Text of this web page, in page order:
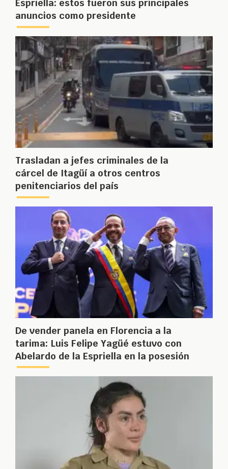
Espriella: estos fueron sus principales
anuncios como presidente
Trasladan a jefes criminales de la
cárcel de Itagüí a otros centros
penitenciarios del país
De vender panela en Florencia a la
tarima: Luis Felipe Yagüé estuvo con
Abelardo de la Espriella en la posesión